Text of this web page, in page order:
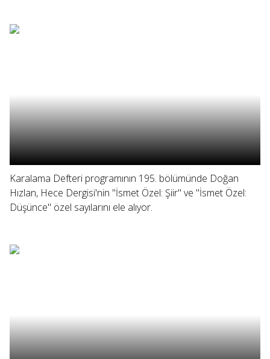
Karalama Defteri programının 195. bölümünde Doğan
Hızlan, Hece Dergisi'nin "İsmet Özel: Şiir" ve "İsmet Özel:
Düşünce" özel sayılarını ele alıyor.